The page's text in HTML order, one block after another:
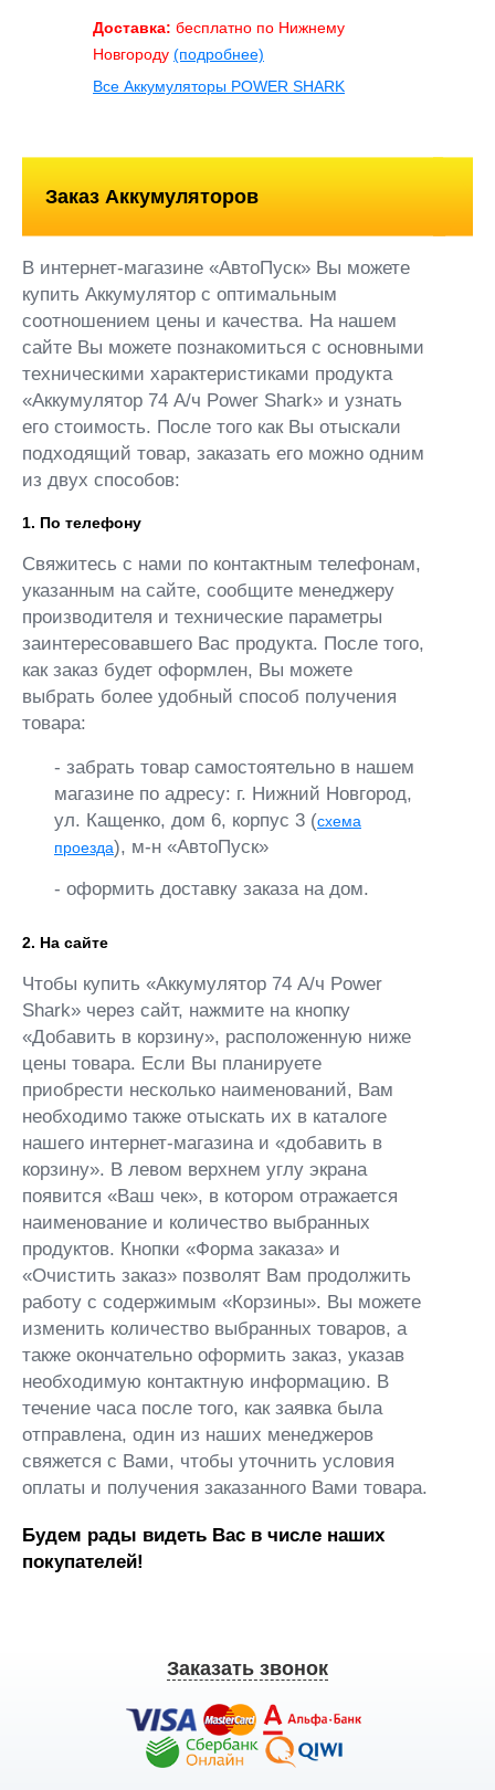
Доставка: бесплатно по Нижнему
Новгороду (подробнее)
Все Аккумуляторы POWER SHARK
Заказ Аккумуляторов
В интернет-магазине «АвтоПуск» Вы можете
купить Аккумулятор с оптимальным
соотношением цены и качества. На нашем
сайте Вы можете познакомиться с основными
техническими характеристиками продукта
«Аккумулятор 74 А/ч Power Shark» и узнать
его стоимость. После того как Вы отыскали
подходящий товар, заказать его можно одним
из двух способов:
1. По телефону
Свяжитесь с нами по контактным телефонам,
указанным на сайте, сообщите менеджеру
производителя и технические параметры
заинтересовавшего Вас продукта. После того,
как заказ будет оформлен, Вы можете
выбрать более удобный способ получения
товара:
- забрать товар самостоятельно в нашем
магазине по адресу: г. Нижний Новгород,
ул. Кащенко, дом 6, корпус 3 (схема
проезда), м-н «АвтоПуск»
- оформить доставку заказа на дом.
2. На сайте
Чтобы купить «Аккумулятор 74 А/ч Power
Shark» через сайт, нажмите на кнопку
«Добавить в корзину», расположенную ниже
цены товара. Если Вы планируете
приобрести несколько наименований, Вам
необходимо также отыскать их в каталоге
нашего интернет-магазина и «добавить в
корзину». В левом верхнем углу экрана
появится «Ваш чек», в котором отражается
наименование и количество выбранных
продуктов. Кнопки «Форма заказа» и
«Очистить заказ» позволят Вам продолжить
работу с содержимым «Корзины». Вы можете
изменить количество выбранных товаров, а
также окончательно оформить заказ, указав
необходимую контактную информацию. В
течение часа после того, как заявка была
отправлена, один из наших менеджеров
свяжется с Вами, чтобы уточнить условия
оплаты и получения заказанного Вами товара.
Будем рады видеть Вас в числе наших
покупателей!
Заказать звонок